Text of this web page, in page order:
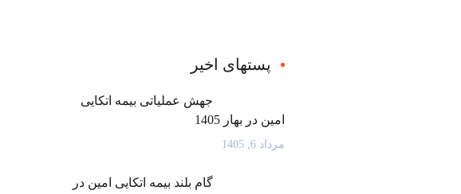
پستهای اخیر
جهش عملیاتی بیمه اتکایی
امین در بهار 1405
مرداد 6, 1405
گام بلند بیمه اتکایی امین در